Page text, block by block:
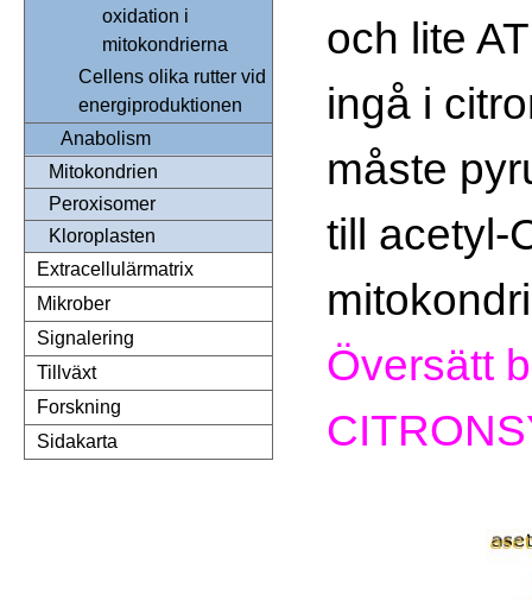
oxidation i
mitokondrierna
Cellens olika rutter vid
energiproduktionen
Anabolism
Mitokondrien
Peroxisomer
Kloroplasten
Extracellulärmatrix
Mikrober
Signalering
Tillväxt
Forskning
Sidakarta
och lite
ingå i
måste
till acetyl-
Översätt